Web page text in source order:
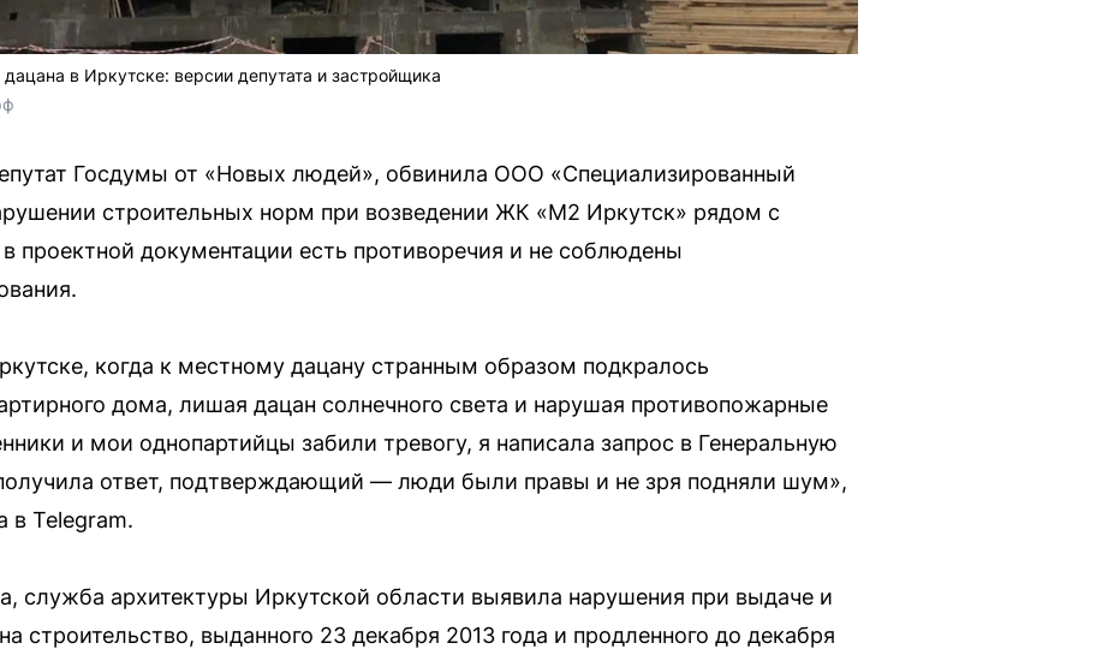
в Иркутске: версии депутата и застройщика
Госдумы от «Новых людей», обвинила ООО «Специализированный
строительных норм при возведении ЖК «М2 Иркутск» рядом с
проектной документации есть противоречия и не соблюдены
когда к местному дацану странным образом подкралось
дома, лишая дацан солнечного света и нарушая противопожарные
и мои однопартийцы забили тревогу, я написала запрос в Генеральную
ответ, подтверждающий — люди были правы и не зря подняли шум»,
в Telegram.
служба архитектуры Иркутской области выявила нарушения при выдаче и
строительство, выданного 23 декабря 2013 года и продленного до декабря